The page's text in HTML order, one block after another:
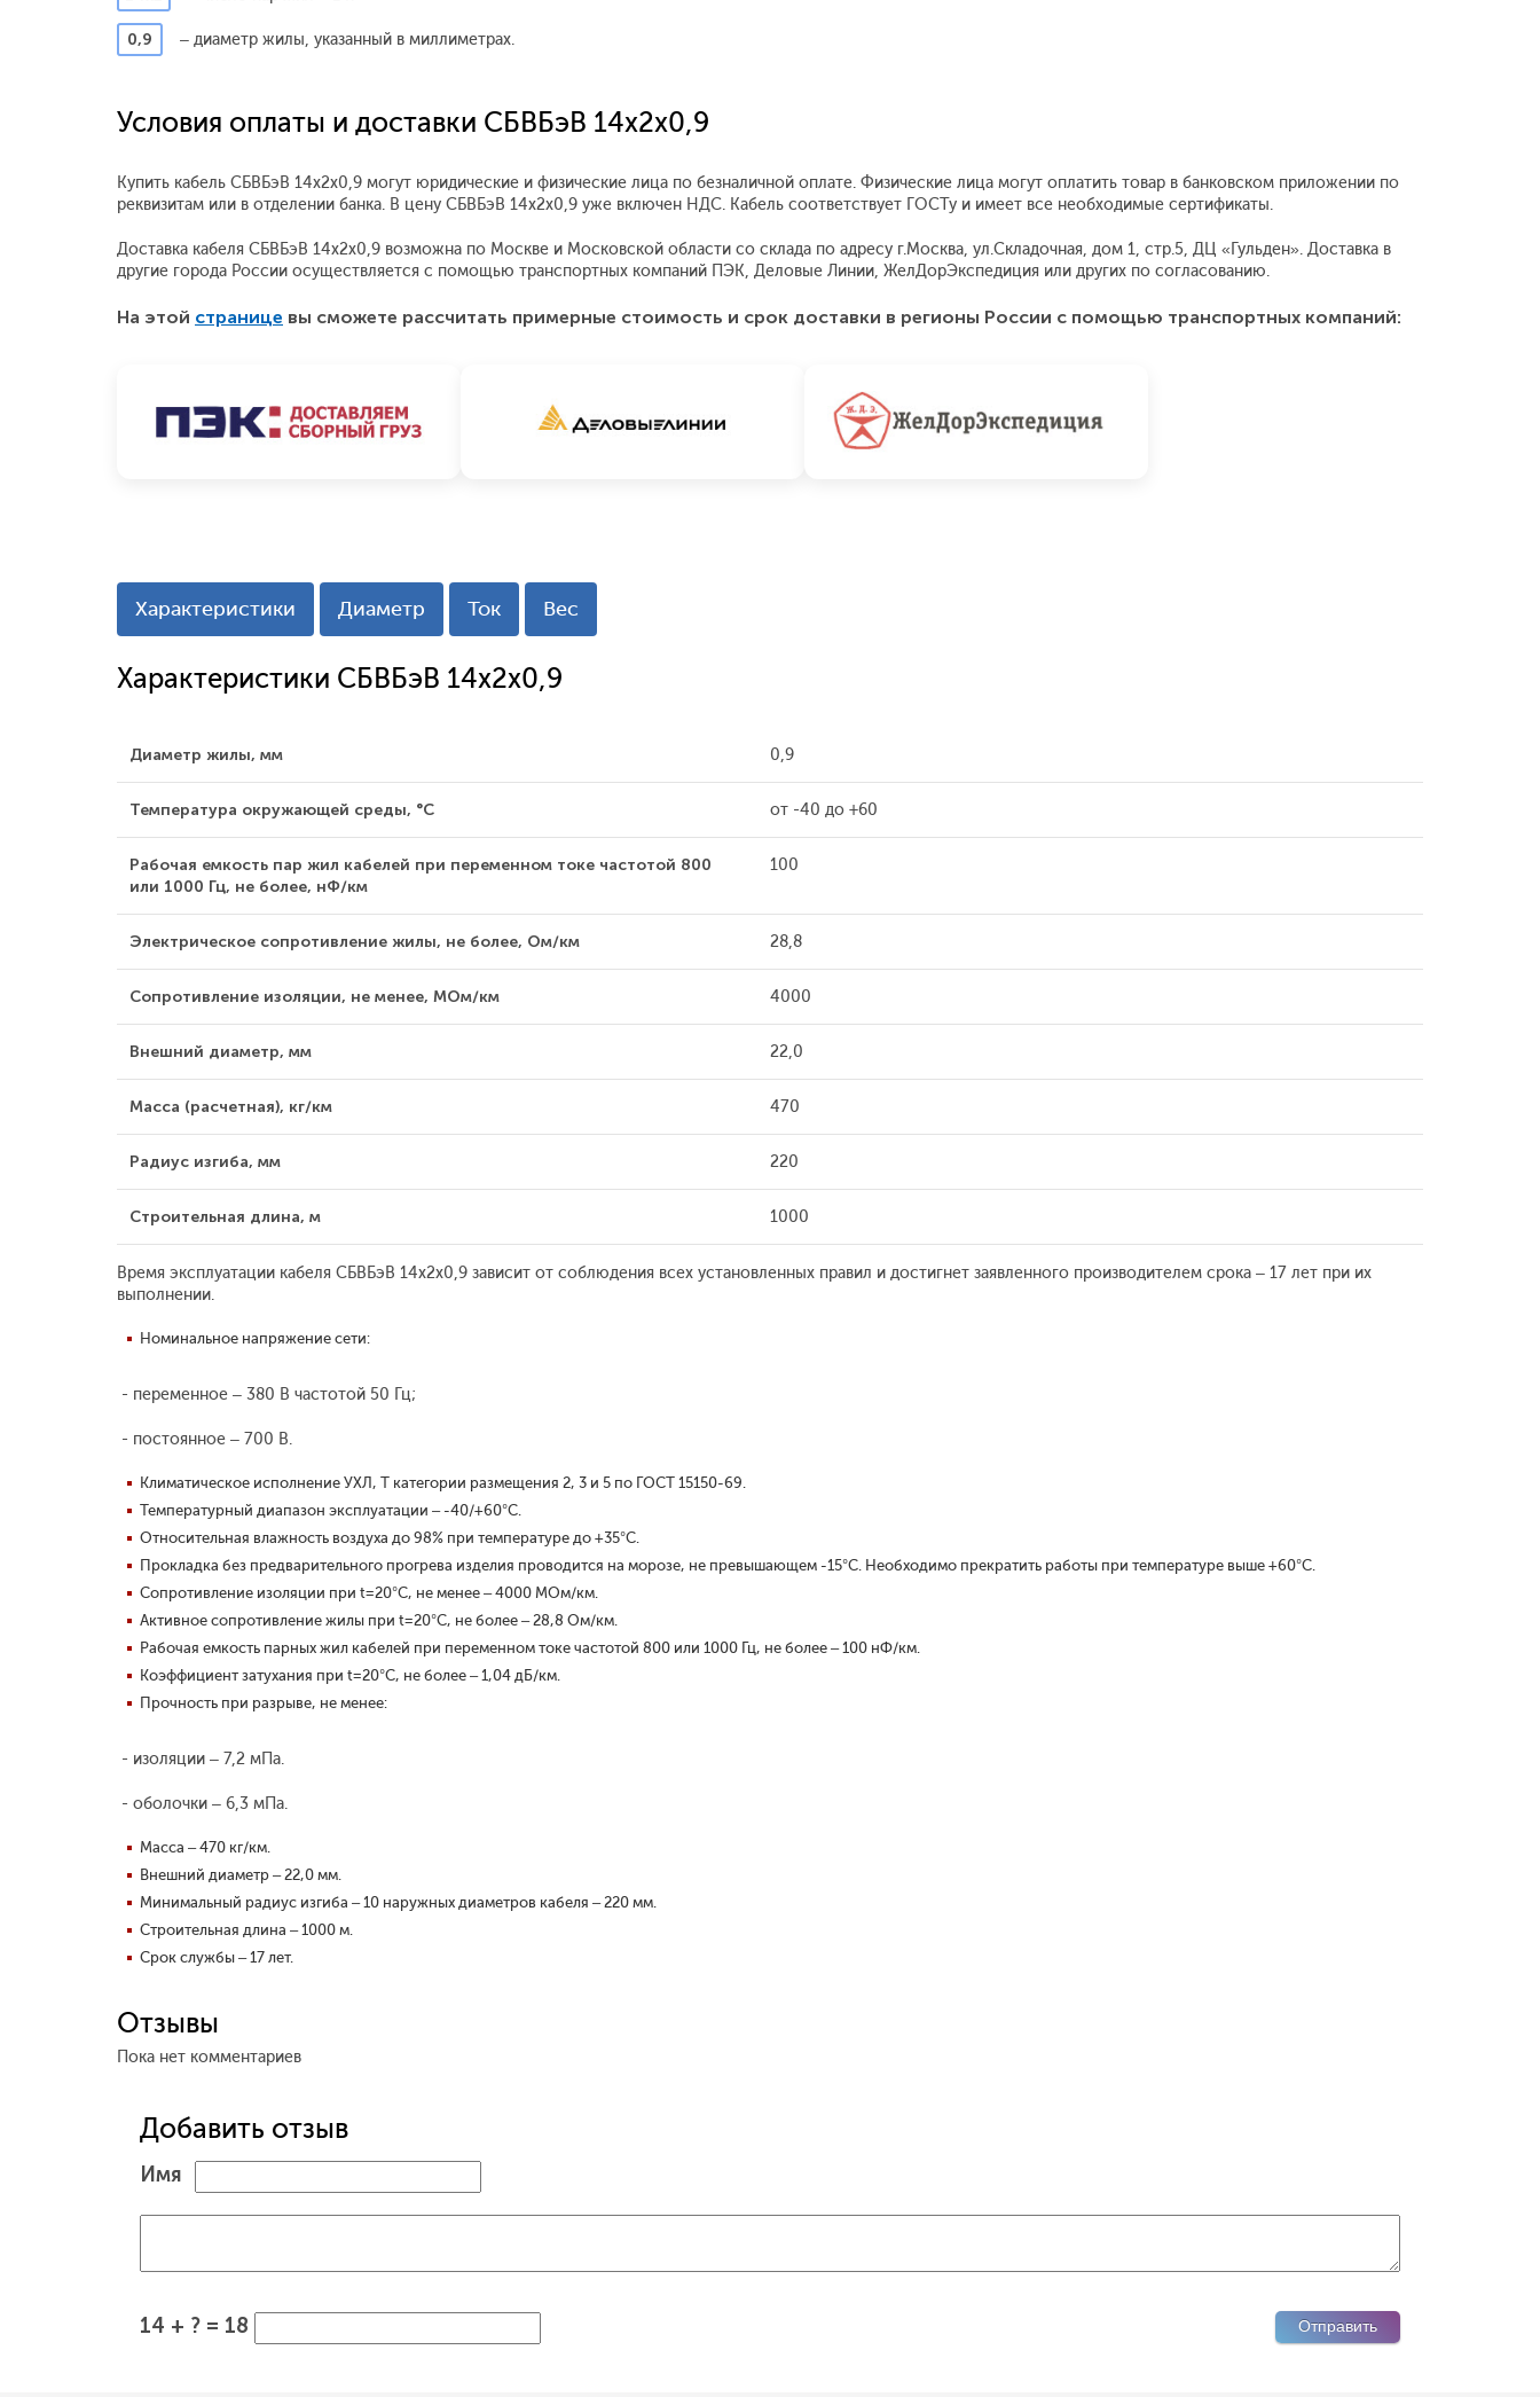
0,9 – диаметр жилы, указанный в миллиметрах.
Условия оплаты и доставки СБВБэВ 14x2x0,9
Купить кабель СБВБэВ 14x2x0,9 могут юридические и физические лица по безналичной оплате. Физические лица могут оплатить товар в банковском приложении по
реквизитам или в отделении банка. В цену СБВБэВ 14x2x0,9 уже включен НДС. Кабель соответствует ГОСТу и имеет все необходимые сертификаты.
Доставка кабеля СБВБэВ 14x2x0,9 возможна по Москве и Московской области со склада по адресу г.Москва, ул.Складочная, дом 1, стр.5, ДЦ «Гульден». Доставка в
другие города России осуществляется с помощью транспортных компаний ПЭК, Деловые Линии, ЖелДорЭкспедиция или других по согласованию.
На этой странице вы сможете рассчитать примерные стоимость и срок доставки в регионы России с помощью транспортных компаний:
Характеристики Диаметр Ток Вес
Характеристики СБВБэВ 14x2x0,9
Диаметр жилы, мм 0,9
Температура окружающей среды, °С от -40 до +60
Рабочая емкость пар жил кабелей при переменном токе частотой 800
или 1000 Гц, не более, нФ/км
100
Электрическое сопротивление жилы, не более, Ом/км 28,8
Сопротивление изоляции, не менее, МОм/км 4000
Внешний диаметр, мм 22,0
Масса (расчетная), кг/км 470
Радиус изгиба, мм 220
Строительная длина, м 1000
Время эксплуатации кабеля СБВБэВ 14x2x0,9 зависит от соблюдения всех установленных правил и достигнет заявленного производителем срока – 17 лет при их
выполнении.
Номинальное напряжение сети:
- переменное – 380 В частотой 50 Гц;
- постоянное – 700 В.
Климатическое исполнение УХЛ, Т категории размещения 2, 3 и 5 по ГОСТ 15150-69.
Температурный диапазон эксплуатации – -40/+60°С.
Относительная влажность воздуха до 98% при температуре до +35°С.
Прокладка без предварительного прогрева изделия проводится на морозе, не превышающем -15°С. Необходимо прекратить работы при температуре выше +60°С.
Сопротивление изоляции при t=20°С, не менее – 4000 МОм/км.
Активное сопротивление жилы при t=20°С, не более – 28,8 Ом/км.
Рабочая емкость парных жил кабелей при переменном токе частотой 800 или 1000 Гц, не более – 100 нФ/км.
Коэффициент затухания при t=20°С, не более – 1,04 дБ/км.
Прочность при разрыве, не менее:
- изоляции – 7,2 мПа.
- оболочки – 6,3 мПа.
Масса – 470 кг/км.
Внешний диаметр – 22,0 мм.
Минимальный радиус изгиба – 10 наружных диаметров кабеля – 220 мм.
Строительная длина – 1000 м.
Срок службы – 17 лет.
Отзывы
Пока нет комментариев
Добавить отзыв
Имя
14 + ? = 18